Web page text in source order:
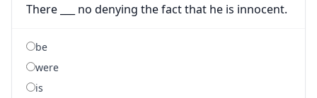
There ___ no denying the fact that he is innocent.
be
were
is